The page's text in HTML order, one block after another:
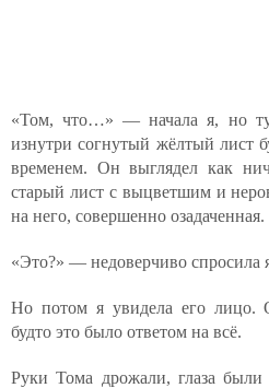
«Том, что…» — начала я, но
изнутри согнутый жёлтый лист
временем. Он выглядел как
старый лист с выцветшим и
на него, совершенно озадаченная.
«Это?» — недоверчиво спросила
Но потом я увидела его лицо.
будто это было ответом на всё.
Руки Тома дрожали, глаза